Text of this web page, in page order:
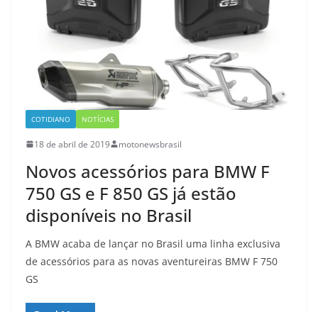
COTIDIANO NOTÍCIAS
18 de abril de 2019 motonewsbrasil
Novos acessórios para BMW F
750 GS e F 850 GS já estão
disponíveis no Brasil
A BMW acaba de lançar no Brasil uma linha exclusiva
de acessórios para as novas aventureiras BMW F 750
GS